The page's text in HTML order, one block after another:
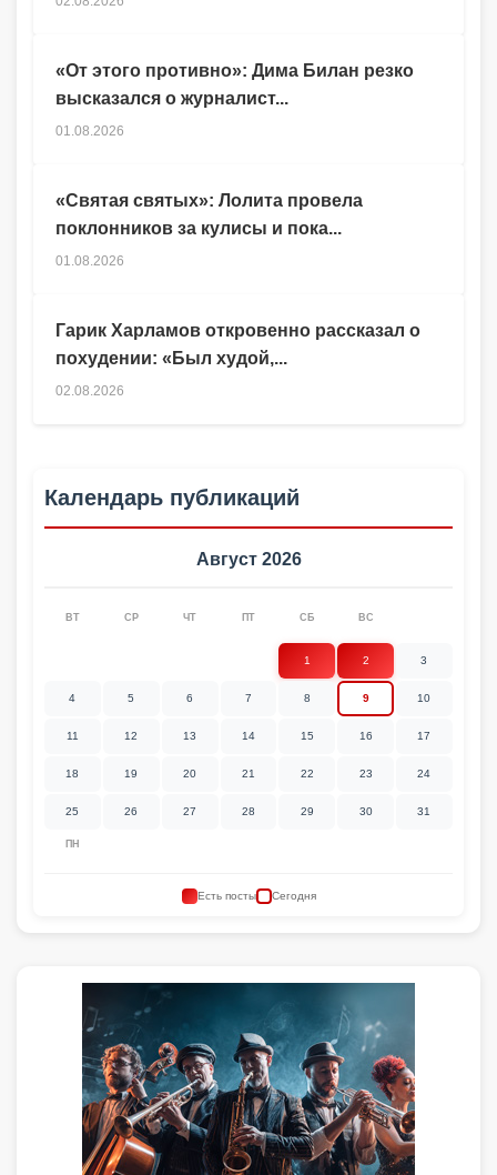
Гарик Харламов откровенно рассказал о
похудении: «Был худой,...
02.08.2026
«От этого противно»: Дима Билан резко
высказался о журналист...
01.08.2026
«Святая святых»: Лолита провела
поклонников за кулисы и пока...
01.08.2026
Календарь публикаций
Август 2026
ПН
ВТ СР ЧТ ПТ СБ ВС
1 2 3
4 5 6 7 8 9 10
11 12 13 14 15 16 17
18 19 20 21 22 23 24
25 26 27 28 29 30 31
Есть посты Сегодня